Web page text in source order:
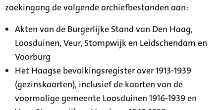
zoekingang de volgende archiefbestanden aan:
Akten van de Burgerlijke Stand van Den Haag,
Loosduinen, Veur, Stompwijk en Leidschendam en
Voorburg
Het Haagse bevolkingsregister over 1913-1939
(gezinskaarten), inclusief de kaarten van de
voormalige gemeente Loosduinen 1916-1939 en